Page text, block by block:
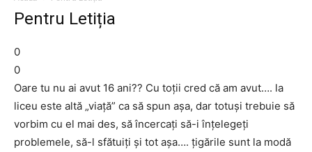
Pentru Letiția
0
0
Oare tu nu ai avut 16 ani?? Cu toții cred că am avut…. la
liceu este altă „viață” ca să spun așa, dar totuși trebuie să
vorbim cu el mai des, să încercați să-i înțelegeți
problemele, să-l sfătuiți și tot așa…. țigările sunt la modă